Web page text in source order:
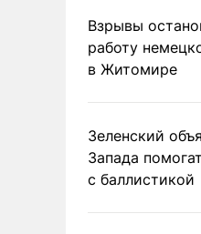
Взрывы
работу
в Житомире
Зеленский
Запада
с баллистикой